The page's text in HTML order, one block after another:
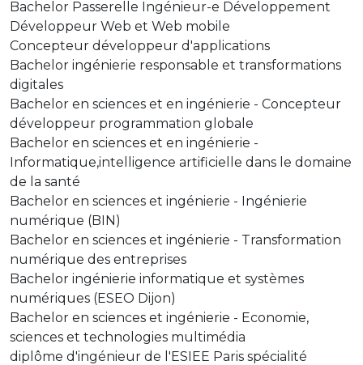
Bachelor Passerelle Ingénieur-e Développement
Développeur Web et Web mobile
Concepteur développeur d'applications
Bachelor ingénierie responsable et transformations
digitales
Bachelor en sciences et en ingénierie - Concepteur
développeur programmation globale
Bachelor en sciences et en ingénierie -
Informatique,intelligence artificielle dans le domaine
de la santé
Bachelor en sciences et ingénierie - Ingénierie
numérique (BIN)
Bachelor en sciences et ingénierie - Transformation
numérique des entreprises
Bachelor ingénierie informatique et systèmes
numériques (ESEO Dijon)
Bachelor en sciences et ingénierie - Economie,
sciences et technologies multimédia
diplôme d'ingénieur de l'ESIEE Paris spécialité